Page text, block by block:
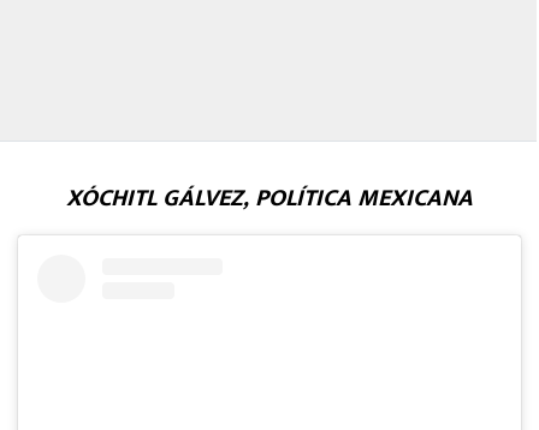
XÓCHITL GÁLVEZ, POLÍTICA MEXICANA